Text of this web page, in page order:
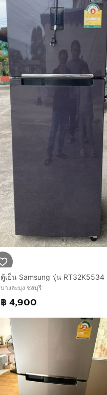
ตู้เย็น Samsung รุ่น RT32K5534
บางละมุง ชลบุรี
฿ 4,900